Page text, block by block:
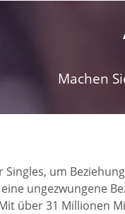
Machen
Singles, um
ungezwungene
über 31 Millionen